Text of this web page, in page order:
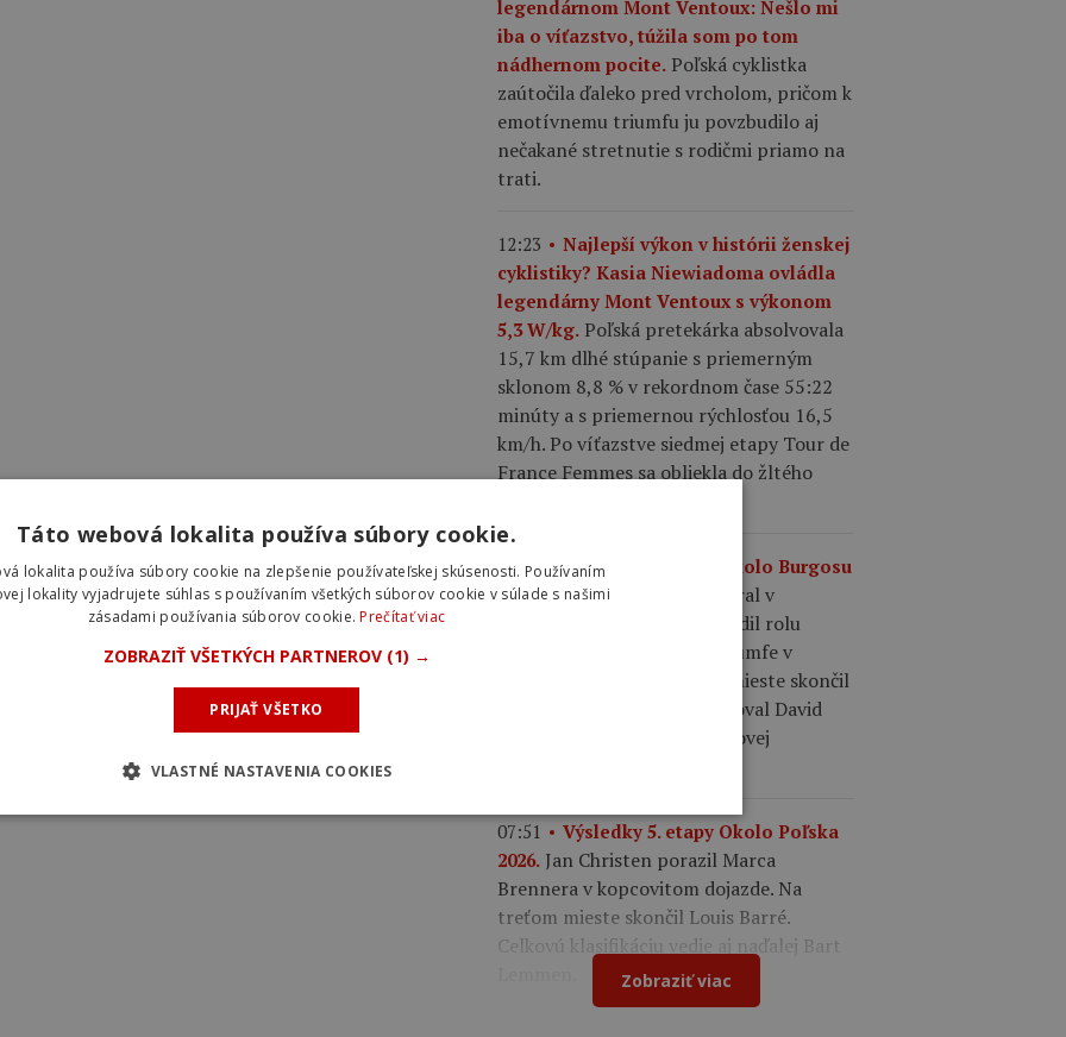
legendárnom Mont Ventoux: Nešlo mi
iba o víťazstvo, túžila som po tom
nádhernom pocite. Poľská cyklistka
zaútočila ďaleko pred vrcholom, pričom k
emotívnemu triumfu ju povzbudilo aj
nečakané stretnutie s rodičmi priamo na
trati.
12:23
Najlepší výkon v histórii ženskej
cyklistiky? Kasia Niewiadoma ovládla
legendárny Mont Ventoux s výkonom
5,3 W/kg. Poľská pretekárka absolvovala
15,7 km dlhé stúpanie s priemerným
sklonom 8,8 % v rekordnom čase 55:22
minúty a s priemernou rýchlosťou 16,5
km/h. Po víťazstve siedmej etapy Tour de
France Femmes sa obliekla do žltého
08:00
Výsledky 4. etapy Okolo Burgosu
2026. Matthew Brennan vyhral v
hromadnom šprinte a potvrdil rolu
najlepšieho šprintéra po triumfe v
úvodnej etape. Na druhom mieste skončil
Laurence Pithie a tretí finišoval David
González. V drese lídra celkovej
07:51
Výsledky 5. etapy Okolo Poľska
2026. Jan Christen porazil Marca
Brennera v kopcovitom dojazde. Na
treťom mieste skončil Louis Barré.
Celkovú klasifikáciu vedie aj naďalej Bart
Zobraziť viac
Táto webová lokalita používa súbory cookie.
lokalita používa súbory cookie na zlepšenie používateľskej skúsenosti. Používaním
lokality vyjadrujete súhlas s používaním všetkých súborov cookie v súlade s našimi
zásadami používania súborov cookie.Prečítať viac
ZOBRAZIŤ VŠETKÝCH PARTNEROV (1) →
PRIJAŤ VŠETKO
VLASTNÉ NASTAVENIA COOKIES